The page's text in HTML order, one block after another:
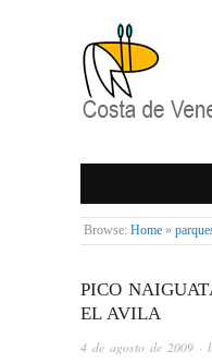
COSTA
Browse: Home »
PICO
EL AVILA
4 de agosto de 2009 ·